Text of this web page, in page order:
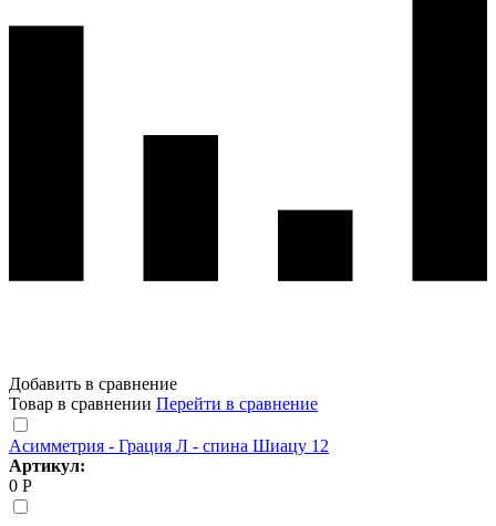
Добавить в сравнение
Товар в сравнении Перейти в сравнение
Асимметрия - Грация Л - спина Шиацу 12
Артикул:
0 Р